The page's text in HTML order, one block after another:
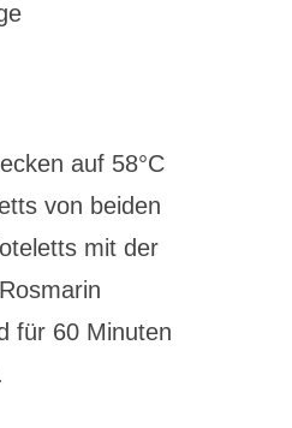
auf 58°C
von beiden
mit der
für 60 Minuten